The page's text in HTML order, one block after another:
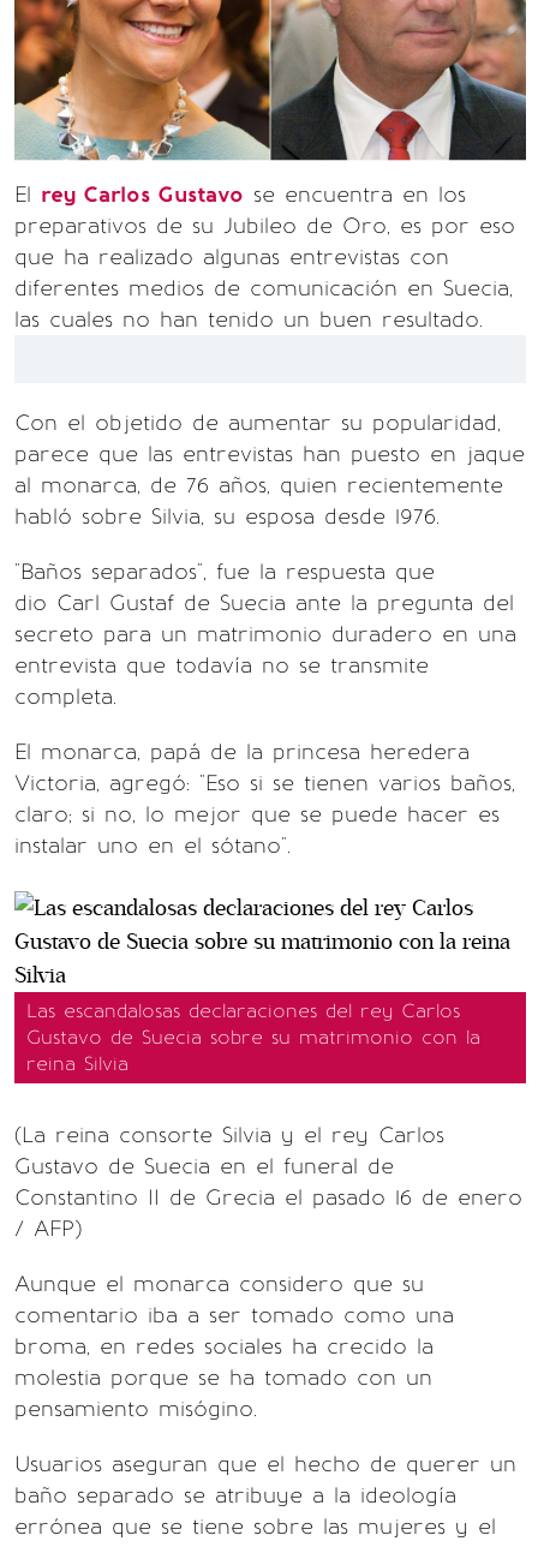
El rey Carlos Gustavo se encuentra en los
preparativos de su Jubileo de Oro, es por eso
que ha realizado algunas entrevistas con
diferentes medios de comunicación en Suecia,
las cuales no han tenido un buen resultado.
Con el objetido de aumentar su popularidad,
parece que las entrevistas han puesto en jaque
al monarca, de 76 años, quien recientemente
habló sobre Silvia, su esposa desde 1976.
"Baños separados", fue la respuesta que
dio Carl Gustaf de Suecia ante la pregunta del
secreto para un matrimonio duradero en una
entrevista que todavía no se transmite
completa.
El monarca, papá de la princesa heredera
Victoria, agregó: "Eso si se tienen varios baños,
claro; si no, lo mejor que se puede hacer es
instalar uno en el sótano".
Las escandalosas declaraciones del rey Carlos
Gustavo de Suecia sobre su matrimonio con la
reina Silvia
(La reina consorte Silvia y el rey Carlos
Gustavo de Suecia en el funeral de
Constantino II de Grecia el pasado 16 de enero
/ AFP)
Aunque el monarca considero que su
comentario iba a ser tomado como una
broma, en redes sociales ha crecido la
molestia porque se ha tomado con un
pensamiento misógino.
Usuarios aseguran que el hecho de querer un
baño separado se atribuye a la ideología
errónea que se tiene sobre las mujeres y el